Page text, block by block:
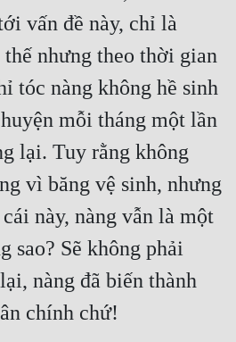
vấn đề này, chỉ là
nhưng theo thời gian
tóc nàng không hề sinh
mỗi tháng một lần
lại. Tuy rằng không
vì băng vệ sinh, nhưng
này, nàng vẫn là một
sao? Sẽ không phải
nàng đã biến thành
chính chứ!